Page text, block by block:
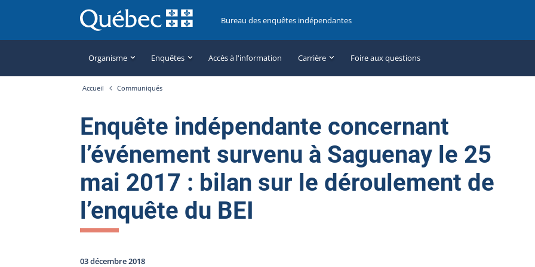
Bureau des enquêtes indépendantes
Organisme Enquêtes Accès à l'information Carrière Foire aux questions
Accueil Communiqués
Enquête indépendante concernant
l’événement survenu à Saguenay le 25
mai 2017 : bilan sur le déroulement de
l’enquête du BEI
03 décembre 2018